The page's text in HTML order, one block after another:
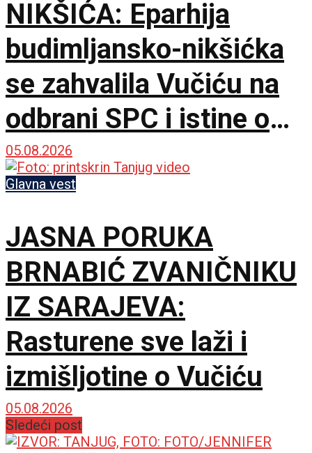
NIKŠIĆA: Eparhija
budimljansko-nikšićka
se zahvalila Vučiću na
odbrani SPC i istine o
litijama
05.08.2026
Glavna vest
JASNA PORUKA
BRNABIĆ ZVANIČNIKU
IZ SARAJEVA:
Rasturene sve laži i
izmišljotine o Vučiću
05.08.2026
Sledeći post